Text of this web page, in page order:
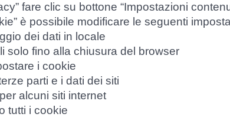
fare clic su bottone “Impostazioni
è possibile modificare le seguenti
dei dati in locale
solo fino alla chiusura del browser
i cookie
parti e i dati dei siti
alcuni siti internet
tutti i cookie